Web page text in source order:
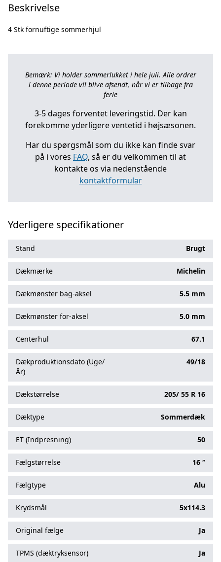
Beskrivelse
Bemærk: Vi holder sommerlukket i hele juli. Alle ordrer
i denne periode vil blive afsendt, når vi er tilbage fra
ferie
3-5 dages forventet leveringstid. Der kan
forekomme yderligere ventetid i højsæsonen.
Har du spørgsmål som du ikke kan finde svar
på i vores FAQ, så er du velkommen til at
kontakte os via nedenstående
kontaktformular
Yderligere specifikationer
Stand Brugt
Dækmærke Michelin
Dækmønster bag-aksel 5.5 mm
Dækmønster for-aksel 5.0 mm
Centerhul 67.1
Dækproduktionsdato (Uge/
År)
49/18
Dækstørrelse 205/ 55 R 16
Dæktype Sommerdæk
ET (Indpresning) 50
Fælgstørrelse 16 “
Fælgtype Alu
Krydsmål 5x114.3
Original fælge Ja
TPMS (dæktryksensor) Ja